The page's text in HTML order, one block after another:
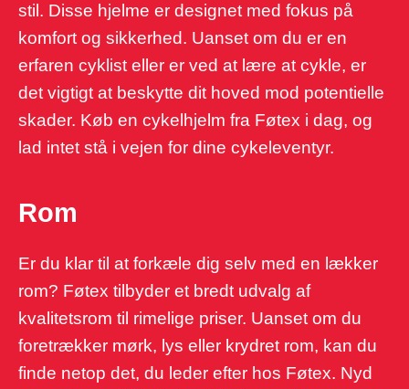
stil. Disse hjelme er designet med fokus på
komfort og sikkerhed. Uanset om du er en
erfaren cyklist eller er ved at lære at cykle, er
det vigtigt at beskytte dit hoved mod potentielle
skader. Køb en cykelhjelm fra Føtex i dag, og
lad intet stå i vejen for dine cykeleventyr.
Rom
Er du klar til at forkæle dig selv med en lækker
rom? Føtex tilbyder et bredt udvalg af
kvalitetsrom til rimelige priser. Uanset om du
foretrækker mørk, lys eller krydret rom, kan du
finde netop det, du leder efter hos Føtex. Nyd